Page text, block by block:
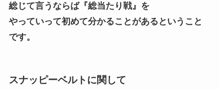
総じて言うならば『総当たり戦』を
やっていって初めて分かることがあるということ
です。
スナッピーベルトに関して